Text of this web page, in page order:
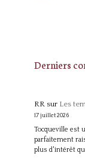
Derniers
RRsur Les
17 juillet 2026
Tocqueville est
parfaitement
plus d'intérêt